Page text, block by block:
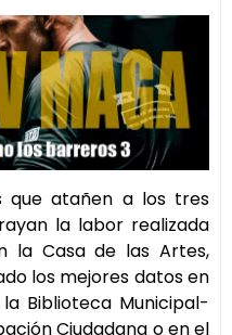
que atañen a los tres
la labor realizada
la Casa de las Artes,
los mejores datos en
Biblioteca Municipal-
Ciudadana o en el